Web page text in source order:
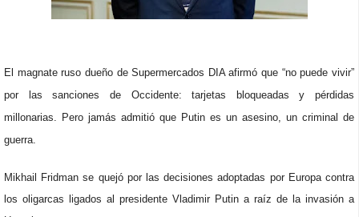
El magnate ruso dueño de Supermercados DIA afirmó que “no puede vivir”
por las sanciones de Occidente: tarjetas bloqueadas y pérdidas
millonarias. Pero jamás admitió que Putin es un asesino, un criminal de
guerra.
Mikhail Fridman se quejó por las decisiones adoptadas por Europa contra
los oligarcas ligados al presidente Vladimir Putin a raíz de la invasión a